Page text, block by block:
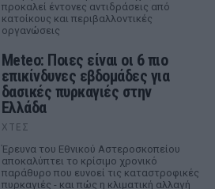
προκαλεί έντονες αντιδράσεις από
κατοίκους και περιβαλλοντικές
οργανώσεις
Meteo: Ποιες είναι οι 6 πιο
επικίνδυνες εβδομάδες για
δασικές πυρκαγιές στην
Ελλάδα
ΧΤΕΣ
Έρευνα του Εθνικού Αστεροσκοπείου
αποκαλύπτει το κρίσιμο χρονικό
παράθυρο που ευνοεί τις καταστροφικές
πυρκαγιές - και πώς η κλιματική αλλαγή